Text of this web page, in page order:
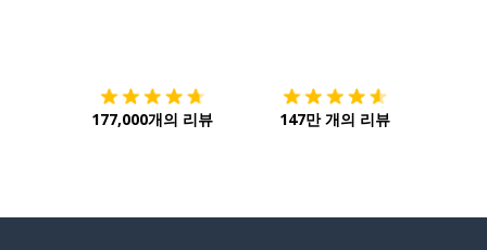
177,000개의 리뷰 147만 개의 리뷰